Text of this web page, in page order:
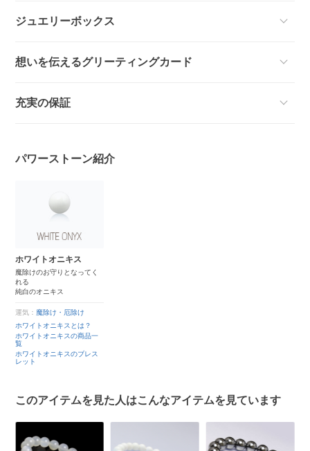
ジュエリーボックス
想いを伝えるグリーティングカード
充実の保証
パワーストーン紹介
ホワイトオニキス
魔除けのお守りとなってく
れる
純白のオニキス
運気： 魔除け・厄除け
ホワイトオニキスとは？
ホワイトオニキスの商品一
覧
ホワイトオニキスのブレス
レット
このアイテムを見た人はこんなアイテムを見ています